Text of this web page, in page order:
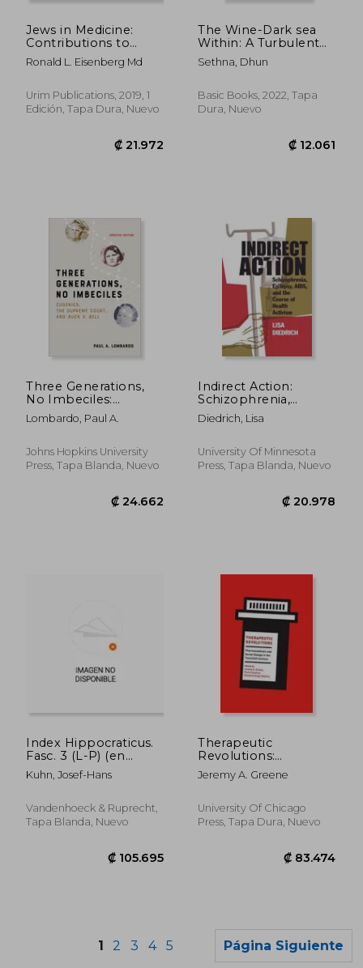
Jews in Medicine:
Contributions to
Health and Healing
Through the Ages (en
Ronald L. Eisenberg Md
Urim Publications, 2019, 1
Edición, Tapa Dura, Nuevo
The Wine-Dark sea
Within: A Turbulent
History of Blood (en
Inglés)
Sethna, Dhun
Basic Books, 2022, Tapa
Dura, Nuevo
Three Generations,
No Imbeciles:
Eugenics, the
Supreme Court, and
Inglés)
Lombardo, Paul A.
Johns Hopkins University
Press, Tapa Blanda, Nuevo
Indirect Action:
Schizophrenia,
Epilepsy, Aids, and
the Course of Health
Diedrich, Lisa
University Of Minnesota
Press, Tapa Blanda, Nuevo
Index Hippocraticus.
Fasc. 3 (L-P) (en
Alemán)
Kuhn, Josef-Hans
Vandenhoeck & Ruprecht,
Tapa Blanda, Nuevo
Therapeutic
Revolutions:
Pharmaceuticals and
Social Change in the
Jeremy A. Greene
University Of Chicago
Press, Tapa Dura, Nuevo
1 2 3 4 5 Página Siguiente